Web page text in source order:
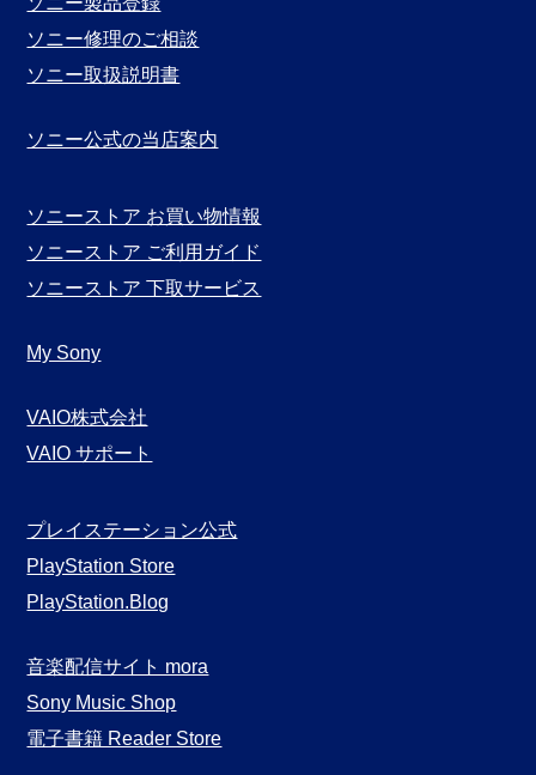
ソニー修理のご相談
ソニー取扱説明書
ソニー公式の当店案内
ソニーストア お買い物情報
ソニーストア ご利用ガイド
ソニーストア 下取サービス
My Sony
VAIO株式会社
VAIO サポート
プレイステーション公式
PlayStation Store
PlayStation.Blog
音楽配信サイト mora
Sony Music Shop
電子書籍 Reader Store